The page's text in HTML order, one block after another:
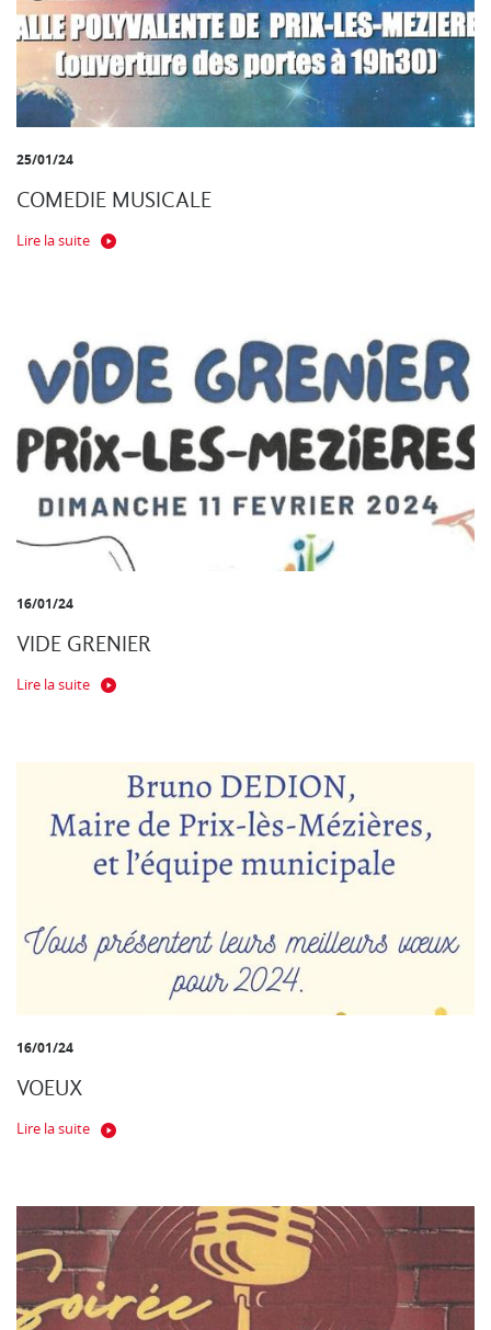
25/01/24
COMEDIE MUSICALE
Lire la suite
16/01/24
VIDE GRENIER
Lire la suite
16/01/24
VOEUX
Lire la suite